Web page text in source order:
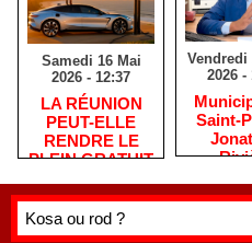
Samedi 16 Mai
2026 - 12:37
​LA RÉUNION
PEUT-ELLE
RENDRE LE
PLEIN GRATUIT
Vendredi
2026 -
Saint-
de